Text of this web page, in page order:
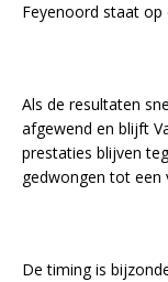
Feyenoord staat op
Als de resultaten
afgewend en blijft
prestaties blijven
gedwongen tot een
De timing is